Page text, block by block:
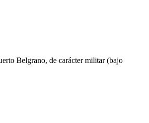
Belgrano, de carácter militar (bajo